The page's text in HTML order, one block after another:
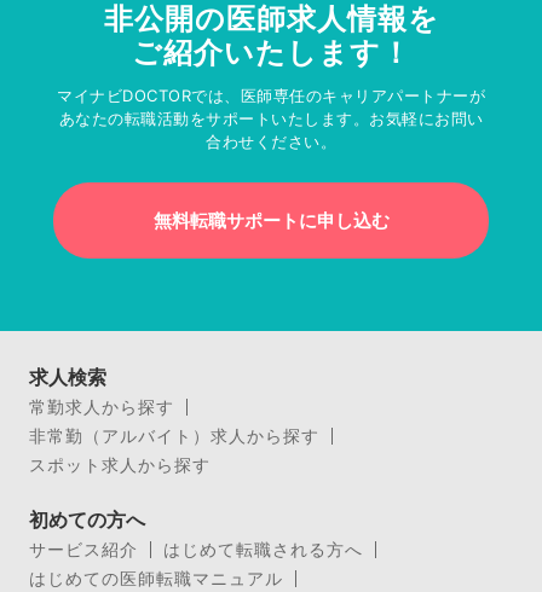
非公開の医師求人情報を
ご紹介いたします！
マイナビDOCTORでは、医師専任のキャリアパートナーが
あなたの転職活動をサポートいたします。お気軽にお問い
合わせください。
無料転職サポートに申し込む
求人検索
常勤求人から探す
非常勤（アルバイト）求人から探す
スポット求人から探す
初めての方へ
サービス紹介
はじめて転職される方へ
はじめての医師転職マニュアル